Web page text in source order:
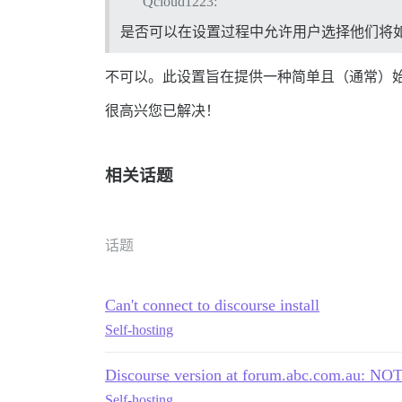
是否可以在设置过程中允许用户选择他们将
不可以。此设置旨在提供一种简单且（通常
很高兴您已解决！
相关话题
话题
Can't connect to discourse install
Self-hosting
Discourse version at forum.abc.com.au: